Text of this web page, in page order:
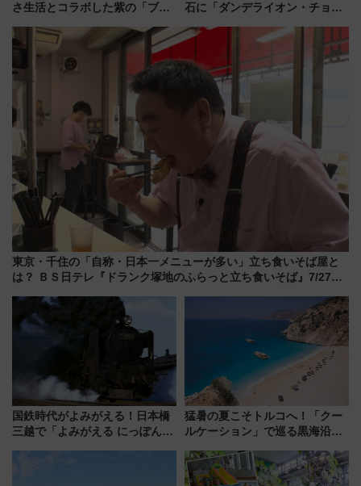
さ生活とコラボした紫の「ブル
売
石に「ダンデライオン・チョコ
1億円出資で挑む新時代のまちづ
東京・千住の「自称・日本一メニューが多い」立ち食いそば屋と
は？ ＢＳ日テレ『ドランク塚地のふらっと立ち食いそば』7/27夜
国鉄時代がよみがえる！日本橋
三越で「よみがえる にっぽんの
敬の名作写真も、駅弁フェスも
猛暑の夏こそトルコへ！「クー
ルケーション」で巡る黒海沿岸
連検索数が前年比237％増、ナ
ショジオも認める『2026年に訪